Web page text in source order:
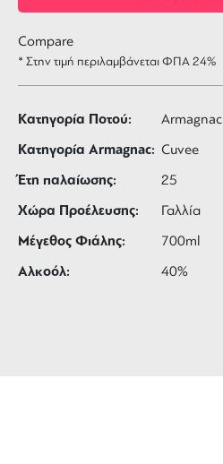
Compare
* Στην τιμή περιλαμβάνεται ΦΠΑ 24%
Κατηγορία Ποτού: Armagnac
Κατηγορία Armagnac: Cuvee
Έτη παλαίωσης: 25
Χώρα Προέλευσης: Γαλλία
Μέγεθος Φιάλης: 700ml
Αλκοόλ: 40%